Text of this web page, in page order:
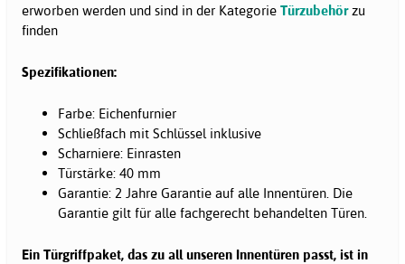
erworben werden und sind in der Kategorie Türzubehörzu
finden
Spezifikationen:
Farbe: Eichenfurnier
Schließfach mit Schlüssel inklusive
Scharniere: Einrasten
Türstärke: 40 mm
Garantie: 2 Jahre Garantie auf alle Innentüren. Die
Garantie gilt für alle fachgerecht behandelten Türen.
Ein Türgriffpaket, das zu all unseren Innentüren passt, ist in